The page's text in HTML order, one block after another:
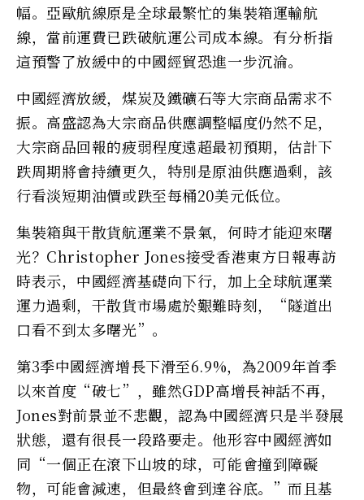
幅。亞歐航線原是全球最繁忙的集裝箱運輸航
線，當前運費已跌破航運公司成本線。有分析指
這預警了放緩中的中國經貿恐進一步沉淪。
中國經濟放緩，煤炭及鐵礦石等大宗商品需求不
振。高盛認為大宗商品供應調整幅度仍然不足，
大宗商品回報的疲弱程度遠超最初預期，估計下
跌周期將會持續更久，特別是原油供應過剩，該
行看淡短期油價或跌至每桶20美元低位。
集裝箱與干散貨航運業不景氣，何時才能迎來曙
光？Christopher Jones接受香港東方日報專訪
時表示，中國經濟基礎向下行，加上全球航運業
運力過剩，干散貨市場處於艱難時刻，“隧道出
口看不到太多曙光”。
第3季中國經濟增長下滑至6.9%，為2009年首季
以來首度“破七”，雖然GDP高增長神話不再，
Jones對前景並不悲觀，認為中國經濟只是半發展
狀態，還有很長一段路要走。他形容中國經濟如
同“一個正在滾下山坡的球，可能會撞到障礙
物，可能會減速，但最終會到達谷底。”而且基